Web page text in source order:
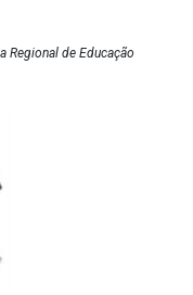
de Educação